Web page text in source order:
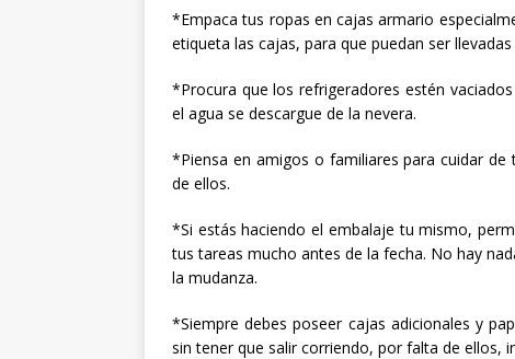
*Empaca tus ropas en cajas armario
etiqueta las cajas, para que puedan ser
*Procura que los refrigeradores estén
el agua se descargue de la nevera.
*Piensa en amigos o familiares para cuidar
de ellos.
*Si estás haciendo el embalaje tu mismo,
tus tareas mucho antes de la fecha. No hay
la mudanza.
*Siempre debes poseer cajas adicionales y
sin tener que salir corriendo, por falta de ellos,